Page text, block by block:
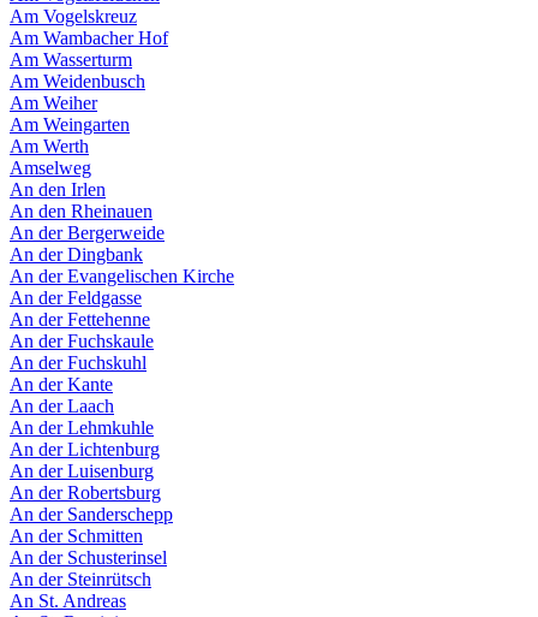
Am Vogelskreuz
Am Wambacher Hof
Am Wasserturm
Am Weidenbusch
Am Weiher
Am Weingarten
Am Werth
Amselweg
An den Irlen
An den Rheinauen
An der Bergerweide
An der Dingbank
An der Evangelischen Kirche
An der Feldgasse
An der Fettehenne
An der Fuchskaule
An der Fuchskuhl
An der Kante
An der Laach
An der Lehmkuhle
An der Lichtenburg
An der Luisenburg
An der Robertsburg
An der Sanderschepp
An der Schmitten
An der Schusterinsel
An der Steinrütsch
An St. Andreas